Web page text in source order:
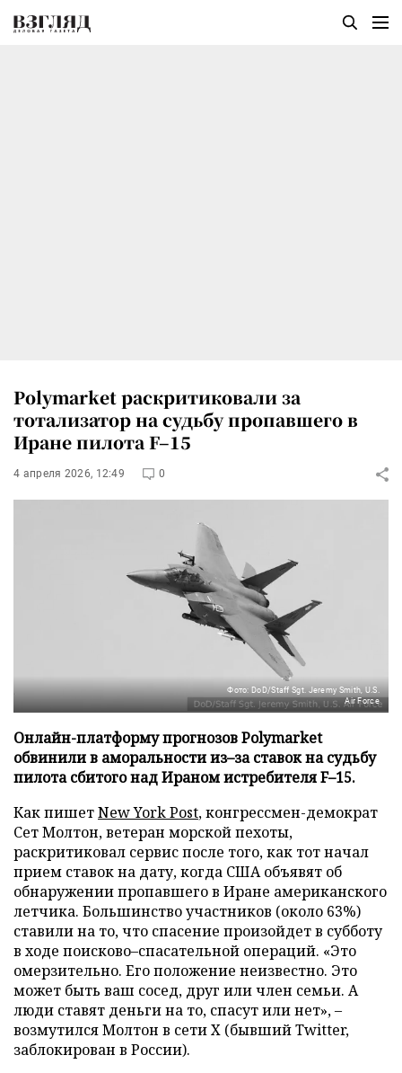
Polymarket раскритиковали за
тотализатор на судьбу пропавшего в
Иране пилота F–15
4 апреля 2026, 12:49 0
Фото: DoD/Staff Sgt. Jeremy Smith, U.S.
Air Force
Онлайн-платформу прогнозов Polymarket
обвинили в аморальности из–за ставок на судьбу
пилота сбитого над Ираном истребителя F–15.
Как пишетNew York Post, конгрессмен-демократ
Сет Молтон, ветеран морской пехоты,
раскритиковал сервис после того, как тот начал
прием ставок на дату, когда США объявят об
обнаружении пропавшего в Иране американского
летчика. Большинство участников (около 63%)
ставили на то, что спасение произойдет в субботу
в ходе поисково–спасательной операций. «Это
омерзительно. Его положение неизвестно. Это
может быть ваш сосед, друг или член семьи. А
люди ставят деньги на то, спасут или нет», –
возмутился Молтон в сети X (бывший Twitter,
заблокирован в России).